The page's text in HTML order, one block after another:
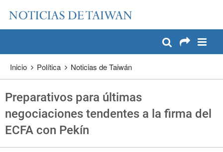
Pase a contenido principal
Inicio Política Noticias de Taiwán
Preparativos para últimas
negociaciones tendentes a la firma del
ECFA con Pekín